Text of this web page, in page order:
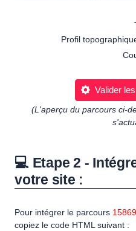
Profil
(L'aperçu du parcours ci-
💻 Etape 2 -
votre site :
Pour intégrer le parcours
copiez le code HTML suivant :